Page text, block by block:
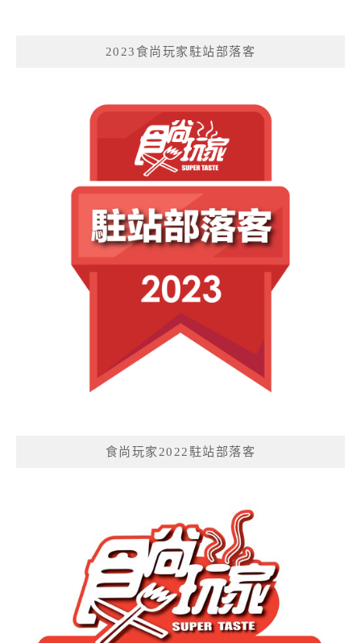
2023食尚玩家駐站部落客
食尚玩家2022駐站部落客